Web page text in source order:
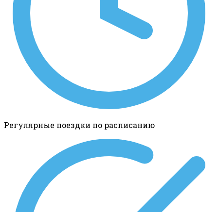
Регулярные поездки по расписанию